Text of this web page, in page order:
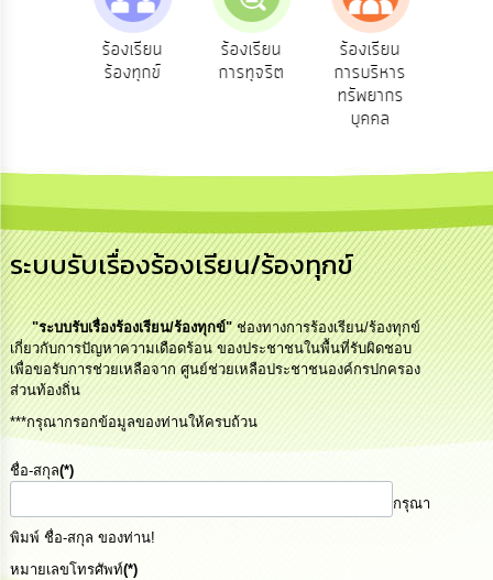
ยุทธศาสตร์/
ทรัพยากร
การ
บริหาร
งาน
การ
ส่ง
เสริม
โปร่งใส
การ
ซื้อ
จัด
จ้าง
ร้องเรียน
ร้องทุกข์
ร้องเรียน
การทุจริต
ร้องเรียน
การบริหาร
ทรัพยากร
บุคคล
ระบบรับเรื่องร้องเรียน/ร้องทุกข์
"ระบบรับเรื่องร้องเรียน/ร้องทุกข์" ช่องทางการร้องเรียน/ร้องทุกข์
เกี่ยวกับการปัญหาความเดือดร้อน ของประชาชนในพื้นที่รับผิดชอบ
เพื่อขอรับการช่วยเหลือจาก ศูนย์ช่วยเหลือประชาชนองค์กรปกครอง
ส่วนท้องถิ่น
***กรุณากรอกข้อมูลของท่านให้ครบถ้วน
ชื่อ-สกุล(*)
กรุณา
พิมพ์ ชื่อ-สกุล ของท่าน!
หมายเลขโทรศัพท์(*)